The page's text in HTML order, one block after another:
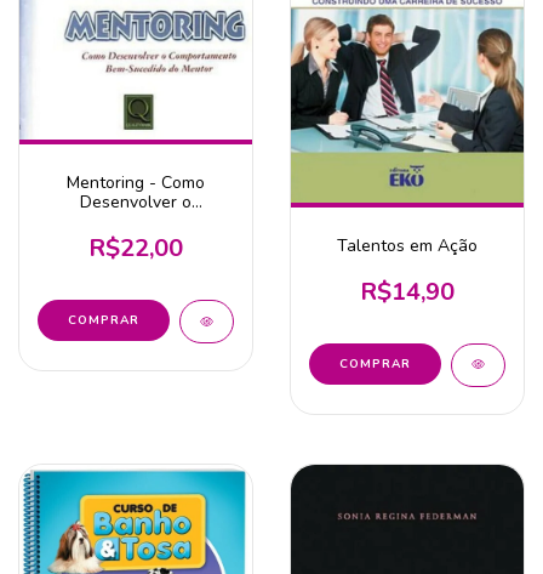
Mentoring - Como
Desenvolver o
Sucedido
R$22,00 Talentos em Ação
R$14,90